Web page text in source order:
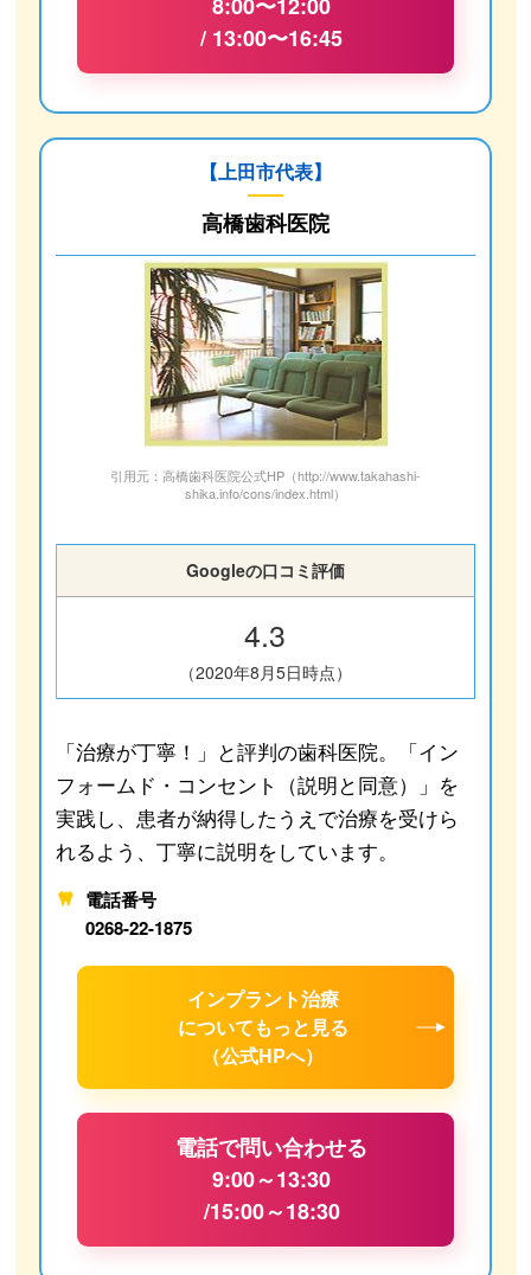
/ 13:00〜16:45
【上田市代表】
高橋歯科医院
引用元：高橋歯科医院公式HP（http://www.takahashi-
shika.info/cons/index.html）
Googleの口コミ評価
4.3
（2020年8月5日時点）
「治療が丁寧！」と評判の歯科医院。「イン
フォームド・コンセント（説明と同意）」を
実践し、患者が納得したうえで治療を受けら
れるよう、丁寧に説明をしています。
電話番号
0268-22-1875
インプラント治療
についてもっと見る
（公式HPへ）
電話で問い合わせる
9:00～13:30
/15:00～18:30